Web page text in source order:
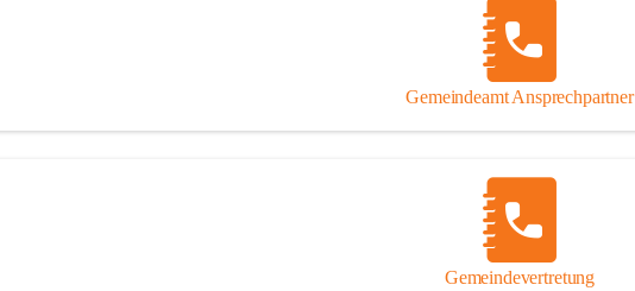
Gemeindeamt Ansprechpartner
Gemeindevertretung